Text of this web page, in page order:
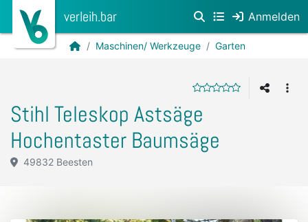
verleih.bar Anmelden
Maschinen/ Werkzeuge Garten
Stihl Teleskop Astsäge
Hochentaster Baumsäge
49832 Beesten